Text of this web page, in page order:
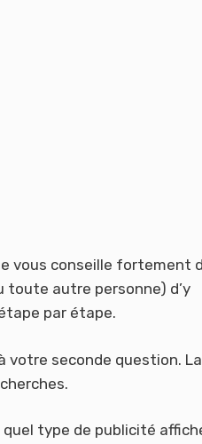
vous conseille fortement
toute autre personne) d’y
par étape.
votre seconde question. La
quel type de publicité